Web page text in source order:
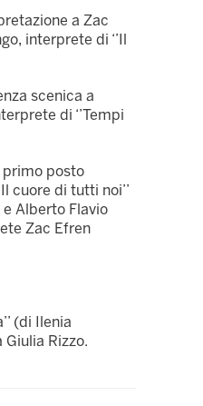
a Zac
interprete di ‘’Il
scenica a
di ‘’Tempi
primo posto
cuore di tutti noi’’
Alberto Flavio
Zac Efren
(di Ilenia
Rizzo.